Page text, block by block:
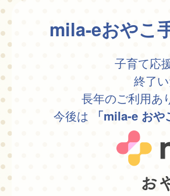
mila-eおやこ
子育て応
終了い
長年のご利用あ
今後は
「mila-e おや